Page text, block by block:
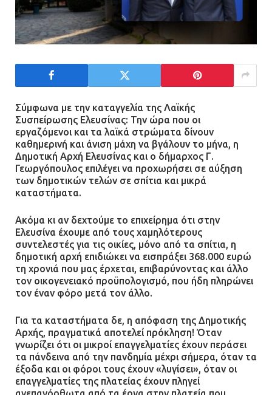
Τέλος η οδήγησή τους από
ανήλικους
21.07.2026 | 13:35
Τροχαίο στην Πειραιώς: ΙΧ
συγκρούστηκε με φορτηγό – Ένας
τραυματίας και κυκλοφοριακό χάος
21.07.2026 | 13:12
Βριλήσσια: Αυτοκίνητο έσπασε
τζαμαρία και μπήκε μέσα σε μαγαζί
Η Οινόη αποκτά μια νέα, σύγχρονη
και ασφαλή παιδική χαρά
13.07.2026 | 21:21
Τηλεφωνικές απάτες με λεία
130.000 ευρώ στην Αττική
13.07.2026 | 20:44
Σύμφωνα με την καταγγελία της Λαϊκής
Συσπείρωσης Ελευσίνας: Την ώρα που οι
εργαζόμενοι και τα λαϊκά στρώματα δίνουν
καθημερινή και άνιση μάχη να βγάλουν το μήνα, η
Δημοτική Αρχή Ελευσίνας και ο δήμαρχος Γ.
Γεωργόπουλος επιλέγει να προχωρήσει σε αύξηση
των δημοτικών τελών σε σπίτια και μικρά
καταστήματα.
Ακόμα κι αν δεχτούμε το επιχείρημα ότι στην
Ελευσίνα έχουμε από τους χαμηλότερους
συντελεστές για τις οικίες, μόνο από τα σπίτια, η
δημοτική αρχή επιδιώκει να εισπράξει 368.000 ευρώ
τη χρονιά που μας έρχεται, επιβαρύνοντας και άλλο
τον οικογενειακό προϋπολογισμό, που ήδη πληρώνει
τον έναν φόρο μετά τον άλλο.
Για τα καταστήματα δε, η απόφαση της Δημοτικής
Αρχής, πραγματικά αποτελεί πρόκληση! Όταν
γνωρίζει ότι οι μικροί επαγγελματίες έχουν περάσει
τα πάνδεινα από την πανδημία μέχρι σήμερα, όταν τα
έξοδα και οι φόροι τους έχουν «λυγίσει», όταν οι
επαγγελματίες της πλατείας έχουν πληγεί